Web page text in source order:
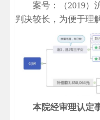
案号：（2019）
判决较长，为便于理
本院经审理认定